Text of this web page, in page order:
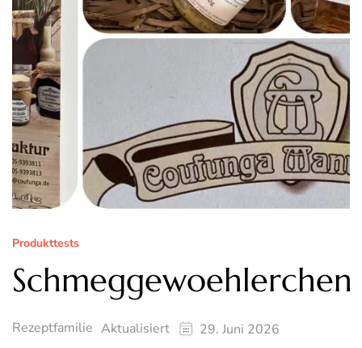
Produkttests
Schmeggewoehlerchen
Rezeptfamilie Aktualisiert
29. Juni 2026